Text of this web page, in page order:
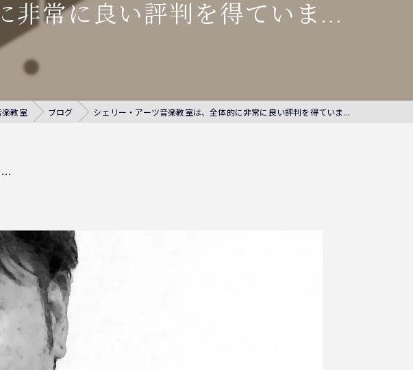
作曲
非常に良い評判を得ていま...
教室 ブログ シェリー・アーツ音楽教室は、全体的に非常に良い評判を得ていま...